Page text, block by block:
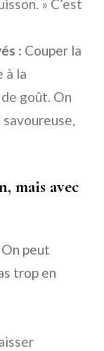
» C’est
: Couper la
à la
goût. On
mais avec
peut
trop en